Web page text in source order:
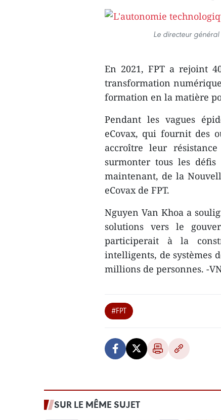
Le directeur
En 2021, FPT a rejoint
transformation
formation en la matière
Pendant les vagues
eCovax, qui fournit des
accroître leur
surmonter tous les
maintenant, de la
eCovax de FPT.
Nguyen Van Khoa a
solutions vers le
participerait à la
intelligents, de systèmes
millions de personnes. -
#FPT
SUR LE MÊME SUJET